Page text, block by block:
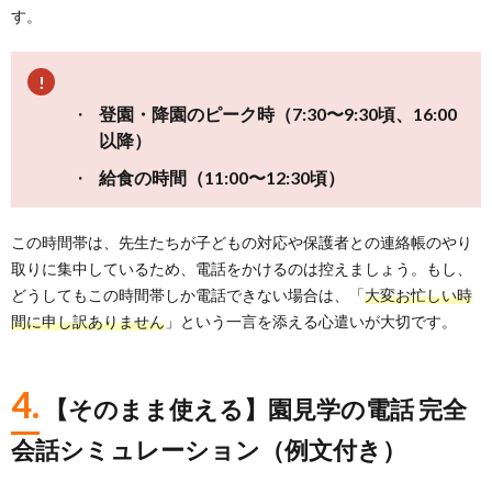
す。
登園・降園のピーク時（7:30〜9:30頃、16:00
以降）
給食の時間（11:00〜12:30頃）
この時間帯は、先生たちが子どもの対応や保護者との連絡帳のやり
取りに集中しているため、電話をかけるのは控えましょう。もし、
どうしてもこの時間帯しか電話できない場合は、「大変お忙しい時
間に申し訳ありません 」という一言を添える心遣いが大切です。
4.
【そのまま使える】園見学の電話 完全
会話シミュレーション（例文付き）